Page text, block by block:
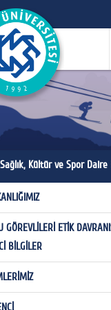
Kültür ve Spor Daire
ve Vizyon
GÖREVLİLERİ ETİK
BİLGİLER
Hizmetleri Şube Müdürlüğü